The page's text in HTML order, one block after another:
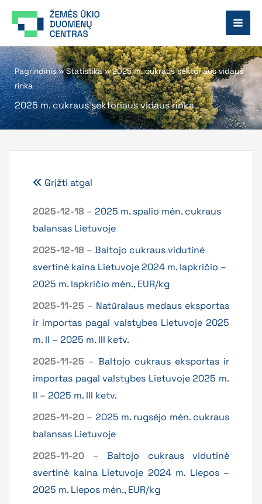
prie
Pagrindinis»Statistika»2025 m. cukraus sektoriaus vidaus
rinka
2025 m. cukraus sektoriaus vidaus rinka
Grįžti atgal
2025-12-18 – 2025 m. spalio mėn. cukraus
balansas Lietuvoje
2025-12-18 – Baltojo cukraus vidutinė
svertinė kaina Lietuvoje 2024 m. lapkričio –
2025 m. lapkričio mėn., EUR/kg
2025-11-25 – Natūralaus medaus eksportas
ir importas pagal valstybes Lietuvoje 2025
m. II – 2025 m. III ketv.
2025-11-25 – Baltojo cukraus eksportas ir
importas pagal valstybes Lietuvoje 2025 m.
II – 2025 m. III ketv.
2025-11-20 – 2025 m. rugsėjo mėn. cukraus
balansas Lietuvoje
2025-11-20 – Baltojo cukraus vidutinė
svertinė kaina Lietuvoje 2024 m. Liepos –
2025 m. Liepos mėn., EUR/kg